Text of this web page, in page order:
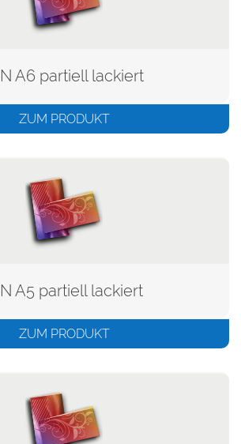
A6 partiell lackiert
ZUM PRODUKT
A5 partiell lackiert
ZUM PRODUKT